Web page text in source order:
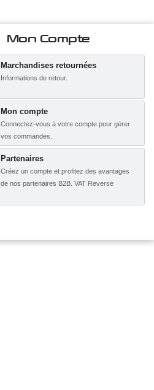
Mon Compte
Marchandises retournées
Informations de retour.
Mon compte
Connectez-vous à votre compte pour gérer
vos commandes.
Partenaires
Créez un compte et profitez des avantages
de nos partenaires B2B. VAT Reverse